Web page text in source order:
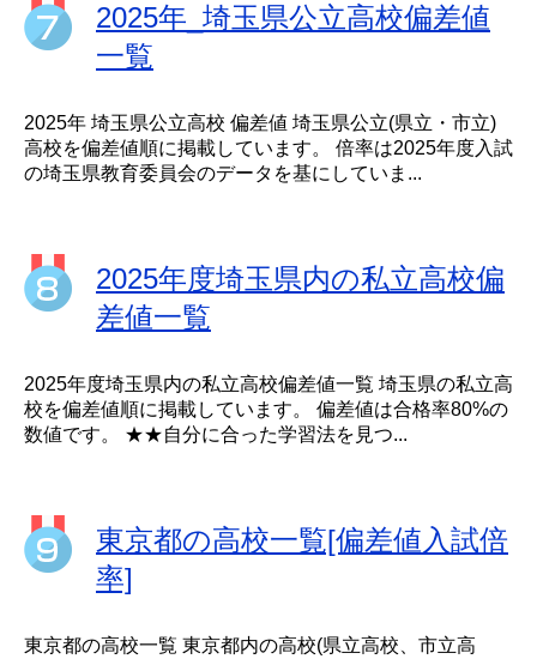
2025年_埼玉県公立高校偏差値
一覧
2025年 埼玉県公立高校 偏差値 埼玉県公立(県立・市立)
高校を偏差値順に掲載しています。 倍率は2025年度入試
の埼玉県教育委員会のデータを基にしていま...
2025年度埼玉県内の私立高校偏
差値一覧
2025年度埼玉県内の私立高校偏差値一覧 埼玉県の私立高
校を偏差値順に掲載しています。 偏差値は合格率80%の
数値です。 ★★自分に合った学習法を見つ...
東京都の高校一覧[偏差値入試倍
率]
東京都の高校一覧 東京都内の高校(県立高校、市立高